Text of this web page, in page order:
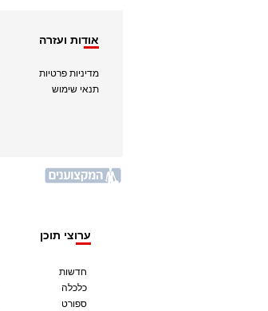
אודות ועזרה
מדיניות פרטיות
תנאי שימוש
ערוצי תוכן
חדשות
כלכלה
ספורט